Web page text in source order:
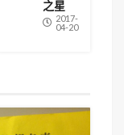
之星
2017-
04-20